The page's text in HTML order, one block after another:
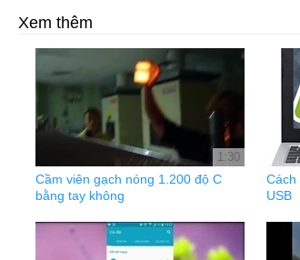
Xem thêm
1:30
Cầm viên gạch nóng 1.200 độ C
bằng tay không
Cách
USB